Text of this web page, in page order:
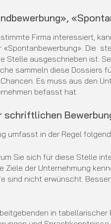
Firma interessiert,
«Spontanbewerbung». Die
Stelle ausgeschrieben ist.
sammeln diese Dossiers
Es muss aus den
befasst hat.
schriftlichen
umfasst in der Regel
Sie sich für diese Stelle
Ziele der Unternehmung
sind nicht erwünscht.
in